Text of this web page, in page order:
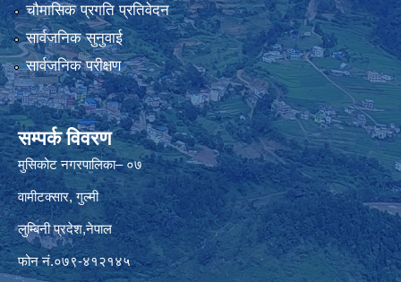
चौमासिक प्रगति प्रतिवेदन
सार्वजनिक सुनुवाई
सार्वजनिक परीक्षण
सम्पर्क विवरण
मुसिकोट नगरपालिका– ०७
वामीटक्सार, गुल्मी
लुम्बिनी प्रदेश,नेपाल
फोन नं.०७९-४१२१४५